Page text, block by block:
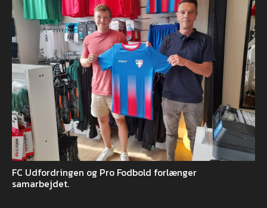
FC Udfordringen og Pro Fodbold forlænger
samarbejdet.